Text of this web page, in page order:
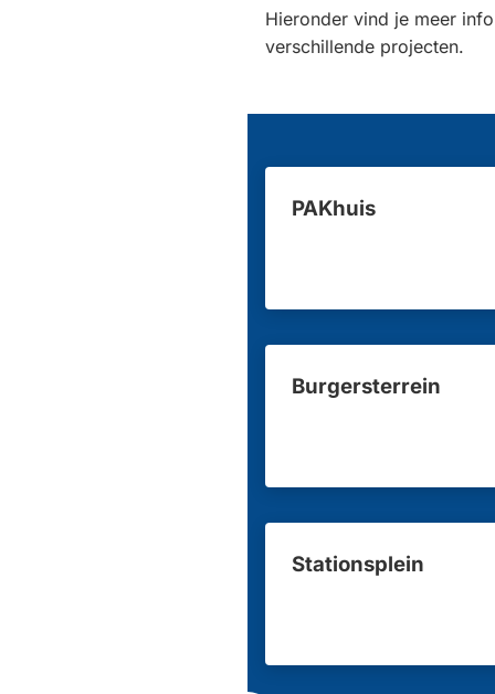
Hieronder vind je meer
verschillende projecten.
PAKhuis
Burgersterrein
Stationsplein